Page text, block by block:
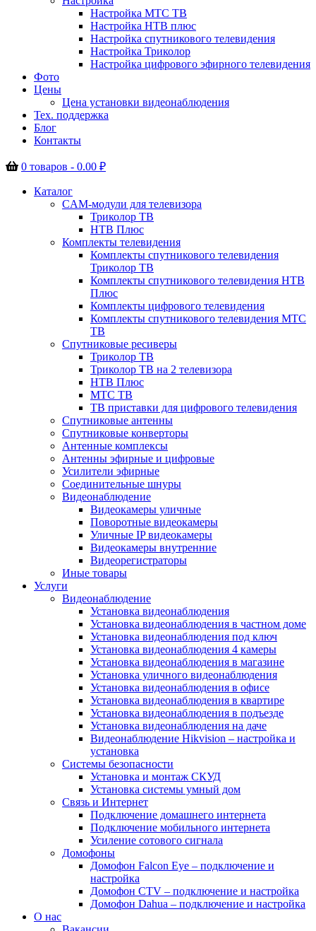
Настройка МТС ТВ
Настройка НТВ плюс
Настройка спутникового телевидения
Настройка Триколор
Настройка цифрового эфирного телевидения
Фото
Цены
Цена установки видеонаблюдения
Тех. поддержка
Блог
Контакты
0 товаров - 0.00 ₽
Каталог
CAM-модули для телевизора
Триколор ТВ
НТВ Плюс
Комплекты телевидения
Комплекты спутникового телевидения
Триколор ТВ
Комплекты спутникового телевидения НТВ
Плюс
Комплекты цифрового телевидения
Комплекты спутникового телевидения МТС
ТВ
Спутниковые ресиверы
Триколор ТВ
Триколор ТВ на 2 телевизора
НТВ Плюс
МТС ТВ
ТВ приставки для цифрового телевидения
Спутниковые антенны
Спутниковые конверторы
Антенные комплексы
Антенны эфирные и цифровые
Усилители эфирные
Соединительные шнуры
Видеонаблюдение
Видеокамеры уличные
Поворотные видеокамеры
Уличные IP видеокамеры
Видеокамеры внутренние
Видеорегистраторы
Иные товары
Услуги
Видеонаблюдение
Установка видеонаблюдения
Установка видеонаблюдения в частном доме
Установка видеонаблюдения под ключ
Установка видеонаблюдения 4 камеры
Установка видеонаблюдения в магазине
Установка уличного видеонаблюдения
Установка видеонаблюдения в офисе
Установка видеонаблюдения в квартире
Установка видеонаблюдения в подъезде
Установка видеонаблюдения на даче
Видеонаблюдение Hikvision – настройка и
установка
Системы безопасности
Установка и монтаж СКУД
Установка системы умный дом
Связь и Интернет
Подключение домашнего интернета
Подключение мобильного интернета
Усиление сотового сигнала
Домофоны
Домофон Falcon Eye – подключение и
настройка
Домофон CTV – подключение и настройка
Домофон Dahua – подключение и настройка
О нас